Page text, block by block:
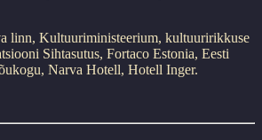
linn, Kultuuriministeerium, kultuuririkkuse
Sihtasutus, Fortaco Estonia, Eesti
Narva Hotell, Hotell Inger.